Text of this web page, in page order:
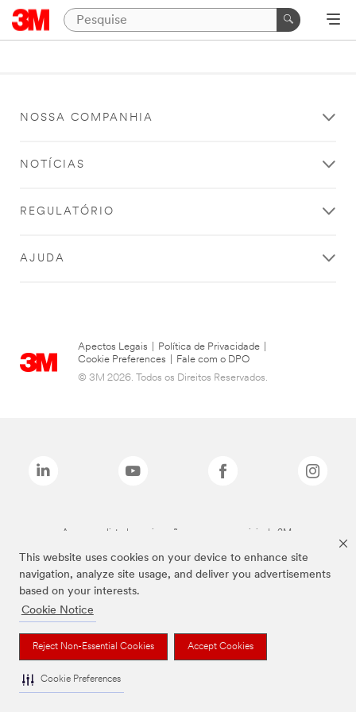
This website uses cookies on your device to enhance site
navigation, analyze site usage, and deliver you advertisements
based on your interests.
Cookie Notice
Reject Non-Essential Cookies Accept Cookies
Cookie Preferences
NOSSA COMPANHIA
NOTÍCIAS
REGULATÓRIO
AJUDA
Apectos Legais Política de Privacidade
Cookie Preferences
Fale com o DPO
© 3M 2026. Todos os Direitos Reservados.
As marcas listadas a cima são marcas comerciais da 3M.